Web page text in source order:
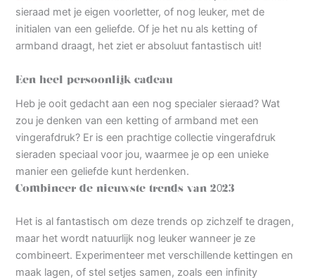
sieraad met je eigen voorletter, of nog leuker, met de
initialen van een geliefde. Of je het nu als ketting of
armband draagt, het ziet er absoluut fantastisch uit!
Een heel persoonlijk cadeau
Heb je ooit gedacht aan een nog specialer sieraad? Wat
zou je denken van een ketting of armband met een
vingerafdruk? Er is een prachtige collectie vingerafdruk
sieraden speciaal voor jou, waarmee je op een unieke
manier een geliefde kunt herdenken.
Combineer de nieuwste trends van 2023
Het is al fantastisch om deze trends op zichzelf te dragen,
maar het wordt natuurlijk nog leuker wanneer je ze
combineert. Experimenteer met verschillende kettingen en
maak lagen, of stel setjes samen, zoals een infinity